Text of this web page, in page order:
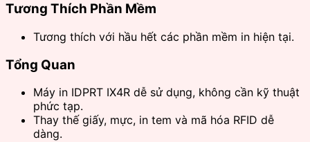
Tương Thích Phần Mềm
Tương thích với hầu hết các phần mềm in hiện tại.
Tổng Quan
Máy in IDPRT IX4R dễ sử dụng, không cần kỹ thuật
phức tạp.
Thay thế giấy, mực, in tem và mã hóa RFID dễ
dàng.